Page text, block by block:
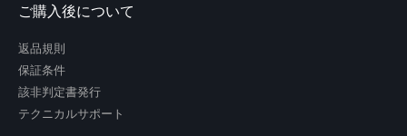
ご購入後について
返品規則
保証条件
該非判定書発行
テクニカルサポート